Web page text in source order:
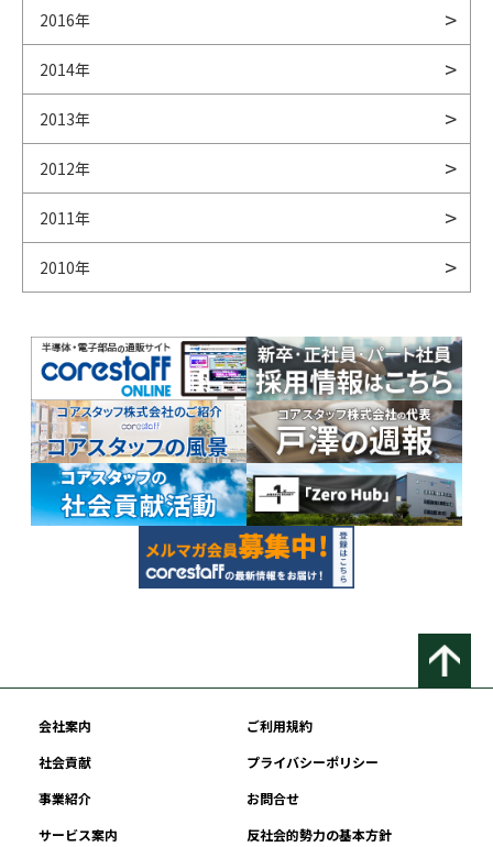
2016年
2014年
2013年
2012年
2011年
2010年
会社案内
ご利用規約
社会貢献
プライバシーポリシー
事業紹介
お問合せ
サービス案内
反社会的勢力の基本方針